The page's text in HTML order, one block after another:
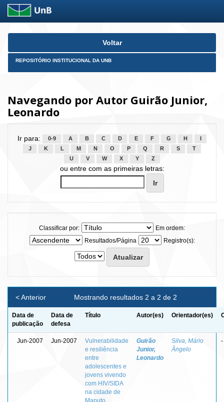
Skip
Voltar
REPOSITÓRIO INSTITUCIONAL DA UNB
Navegando por Autor Guirão Junior,
Leonardo
Ir para: 0-9 A B C D E F G H
J
K L M N O P Q R S
T
U
V W X Y Z
ou entre com as primeiras letras:
Classificar por:
Em ordem:
Resultados/Página
Registro(s):
Mostrando resultados 2 a 2 de 2
< Anterior
Data de
publicação
Data de
defesa
Título Autor(es) Orientador(es)
Jun-2007 Jun-2007
Vulnerabilidade
e resiliência
entre
adolescentes e
jovens vivendo
com HIV/SIDA
na cidade de
Maputo,
Guirão
Junior,
Leonardo
Silva, Mário
Ângelo
-